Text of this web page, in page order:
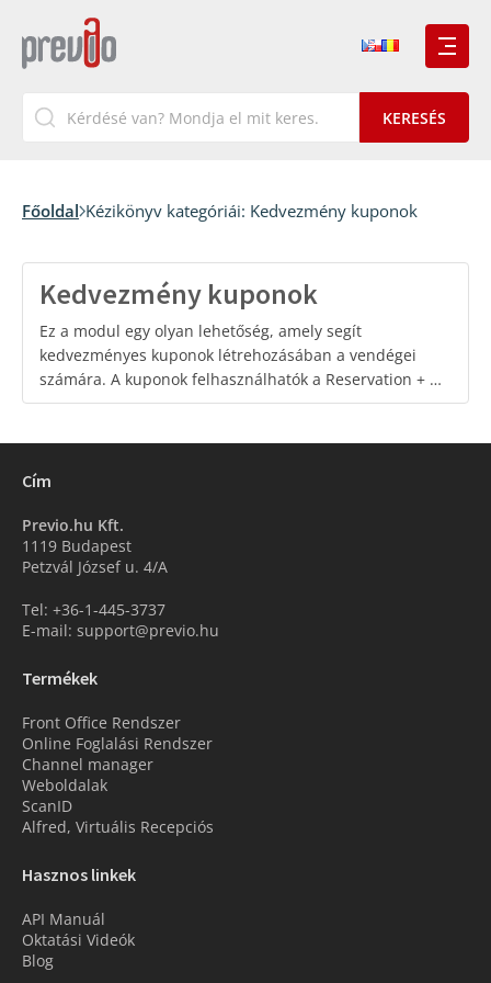
Főoldal Kézikönyv kategóriái: Kedvezmény kuponok
Kedvezmény kuponok
Ez a modul egy olyan lehetőség, amely segít
kedvezményes kuponok létrehozásában a vendégei
számára. A kuponok felhasználhatók a Reservation + …
Cím
Previo.hu Kft.
1119 Budapest
Petzvál József u. 4/A
Tel: +36-1-445-3737
E-mail: support@previo.hu
Termékek
Front Office Rendszer
Online Foglalási Rendszer
Channel manager
Weboldalak
ScanID
Alfred, Virtuális Recepciós
Hasznos linkek
API Manuál
Oktatási Videók
Blog